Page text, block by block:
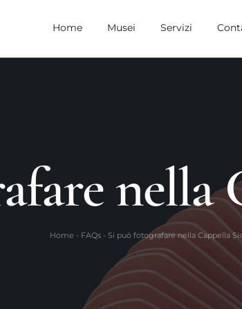
Home Musei Servizi
nella
Home - FAQs - Si può fotografare nella Cappella